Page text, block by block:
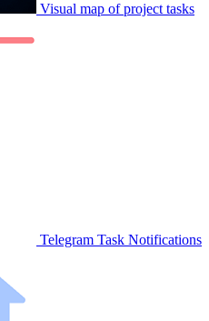
Visual map of project tasks
Telegram Task Notifications